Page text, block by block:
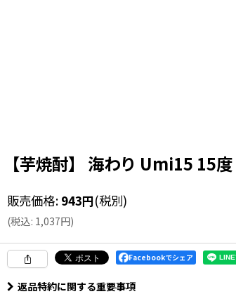
【芋焼酎】 海わり Umi15 15
販売価格: 943円(税別)
(税込: 1,037円)
Facebookでシェア
返品特約に関する重要事項